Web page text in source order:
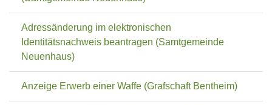
Adressänderung im elektronischen
Identitätsnachweis beantragen (Samtgemeinde
Neuenhaus)
Anzeige Erwerb einer Waffe (Grafschaft Bentheim)